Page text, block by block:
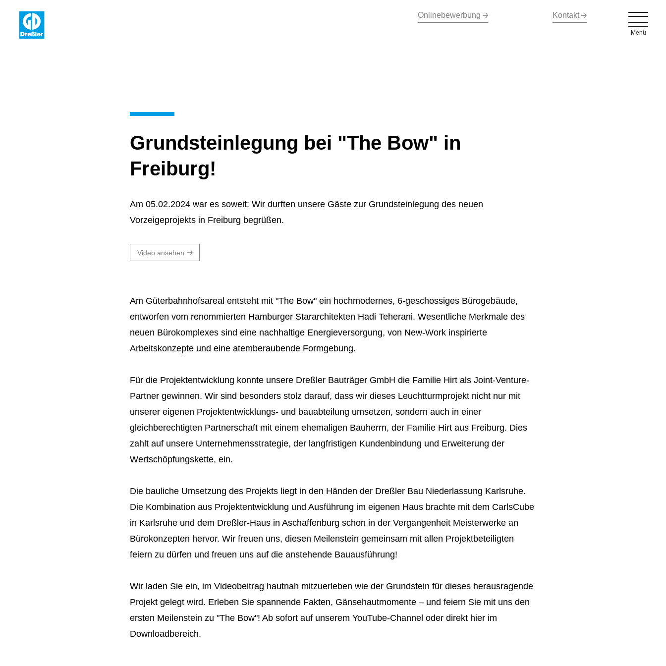
Navigation überspringen Onlinebewerbung Kontakt
Menü
Grundsteinlegung bei "The Bow" in
Freiburg!
Am 05.02.2024 war es soweit: Wir durften unsere Gäste zur Grundsteinlegung des neuen
Vorzeigeprojekts in Freiburg begrüßen.
Video ansehen
Am Güterbahnhofsareal entsteht mit "The Bow" ein hochmodernes, 6-geschossiges Bürogebäude,
entworfen vom renommierten Hamburger Stararchitekten Hadi Teherani. Wesentliche Merkmale des
neuen Bürokomplexes sind eine nachhaltige Energieversorgung, von New-Work inspirierte
Arbeitskonzepte und eine atemberaubende Formgebung.
Für die Projektentwicklung konnte unsere Dreßler Bauträger GmbH die Familie Hirt als Joint-Venture-
Partner gewinnen. Wir sind besonders stolz darauf, dass wir dieses Leuchtturmprojekt nicht nur mit
unserer eigenen Projektentwicklungs- und bauabteilung umsetzen, sondern auch in einer
gleichberechtigten Partnerschaft mit einem ehemaligen Bauherrn, der Familie Hirt aus Freiburg. Dies
zahlt auf unsere Unternehmensstrategie, der langfristigen Kundenbindung und Erweiterung der
Wertschöpfungskette, ein.
Die bauliche Umsetzung des Projekts liegt in den Händen der Dreßler Bau Niederlassung Karlsruhe.
Die Kombination aus Projektentwicklung und Ausführung im eigenen Haus brachte mit dem CarlsCube
in Karlsruhe und dem Dreßler-Haus in Aschaffenburg schon in der Vergangenheit Meisterwerke an
Bürokonzepten hervor. Wir freuen uns, diesen Meilenstein gemeinsam mit allen Projektbeteiligten
feiern zu dürfen und freuen uns auf die anstehende Bauausführung!
Wir laden Sie ein, im Videobeitrag hautnah mitzuerleben wie der Grundstein für dieses herausragende
Projekt gelegt wird. Erleben Sie spannende Fakten, Gänsehautmomente – und feiern Sie mit uns den
ersten Meilenstein zu "The Bow"! Ab sofort auf unserem YouTube-Channel oder direkt hier im
Downloadbereich.